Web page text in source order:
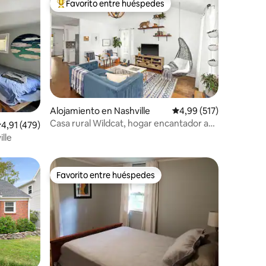
promedio: 4,91 de 5. 479 evaluaciones
4,91 (479)
Favorito entre los huéspedes más destacados
Favorito entre huéspedes
Alojamiento en Nashville Calificación promedio:
4,99 (517)
Casa rural Wildcat, hogar encantador a
destacadosFavorito entre huéspedes
Favorito entre huéspedes